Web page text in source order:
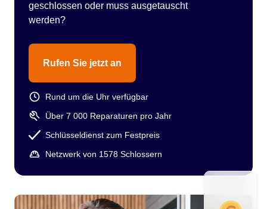
geschlossen oder muss ausgetauscht
werden?
Rufen Sie jetzt an
Rund um die Uhr verfügbar
Über 7 000 Reparaturen pro Jahr
Schlüsseldienst zum Festpreis
Netzwerk von 1578 Schlossern